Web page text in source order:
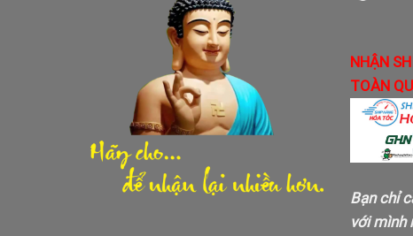
NHẬN
TOÀN
Bạn chỉ
với mình